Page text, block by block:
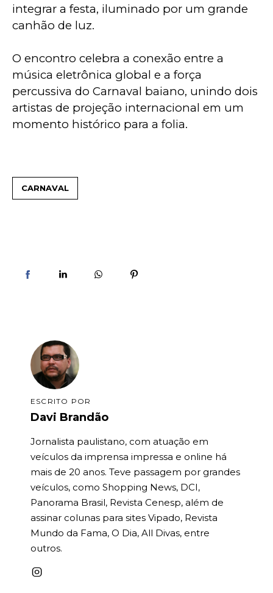
integrar a festa, iluminado por um grande
canhão de luz.
O encontro celebra a conexão entre a
música eletrônica global e a força
percussiva do Carnaval baiano, unindo dois
artistas de projeção internacional em um
momento histórico para a folia.
CARNAVAL
ESCRITO POR
Davi Brandão
Jornalista paulistano, com atuação em
veículos da imprensa impressa e online há
mais de 20 anos. Teve passagem por grandes
veículos, como Shopping News, DCI,
Panorama Brasil, Revista Cenesp, além de
assinar colunas para sites Vipado, Revista
Mundo da Fama, O Dia, All Divas, entre
outros.